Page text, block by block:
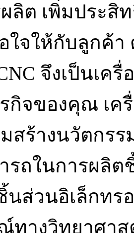
ลิต เพิ่มประสิ
ใจให้กับลูกค้า
จึงเป็นเ
กิจของคุณ เค
มสร้างนวัตกร
รถในการผลิ
นส่วนอิเล็กท
ทางวิทยาศาส